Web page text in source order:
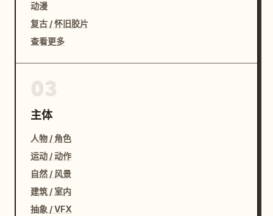
动漫
复古 / 怀旧胶片
查看更多
主体
人物 / 角色
运动 / 动作
自然 / 风景
建筑 / 室内
抽象 / VFX